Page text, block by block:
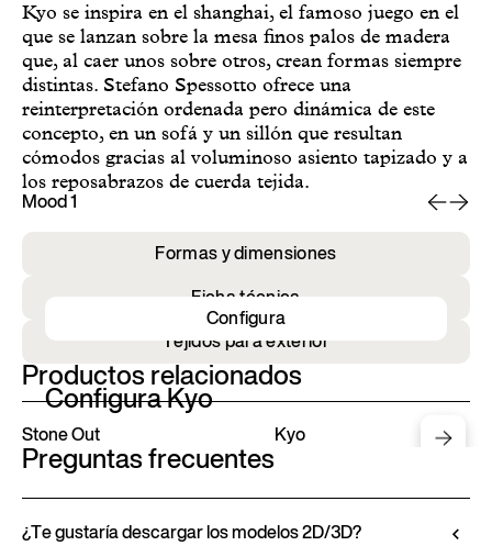
Kyo se inspira en el shanghai, el famoso juego en el
que se lanzan sobre la mesa finos palos de madera
que, al caer unos sobre otros, crean formas siempre
distintas. Stefano Spessotto ofrece una
reinterpretación ordenada pero dinámica de este
concepto, en un sofá y un sillón que resultan
cómodos gracias al voluminoso asiento tapizado y a
los reposabrazos de cuerda tejida.
Mood 1
Formas y dimensiones
Ficha técnica
Tejidos para exterior
Configura Kyo
Configura
Productos relacionados
Stone Out Kyo
Preguntas frecuentes
¿Te gustaría descargar los modelos 2D/3D?